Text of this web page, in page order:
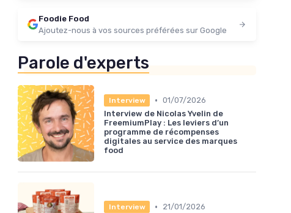
Foodie Food
Ajoutez-nous à vos sources préférées sur Google
Parole d'experts
Interview • 01/07/2026
Interview de Nicolas Yvelin de
FreemiumPlay : Les leviers d’un
programme de récompenses
digitales au service des marques
food
Interview •
21/01/2026